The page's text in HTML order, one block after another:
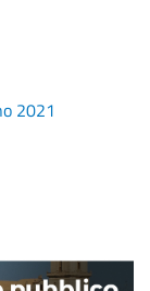
2021